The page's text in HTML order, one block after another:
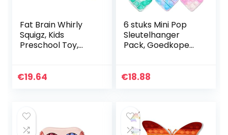
Fat Brain Whirly
Squigz, Kids
Preschool Toy,
Suction, Toy
€19.64
6 stuks Mini Pop
Sleutelhanger
Pack, Goedkope
Push Bubble
€18.88